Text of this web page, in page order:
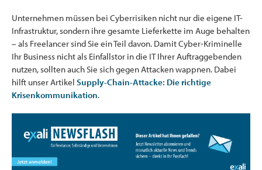
Unternehmen müssen bei Cyberrisiken nicht nur die eigene IT-
Infrastruktur, sondern ihre gesamte Lieferkette im Auge behalten
– als Freelancer sind Sie ein Teil davon. Damit Cyber-Kriminelle
Ihr Business nicht als Einfallstor in die IT Ihrer Auftraggebenden
nutzen, sollten auch Sie sich gegen Attacken wappnen. Dabei
hilft unser Artikel Supply-Chain-Attacke: Die richtige
Krisenkommunikation.